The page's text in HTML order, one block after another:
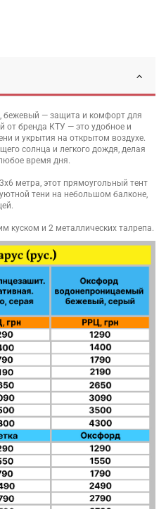
бежевый — защита и комфорт для
от бренда КТУ — это удобное и
и укрытия на открытом воздухе.
солнца и легкого дождя, делая
время дня.
метра, этот прямоугольный тент
тени на небольшом балконе,
куском и 2 металлических талрепа.